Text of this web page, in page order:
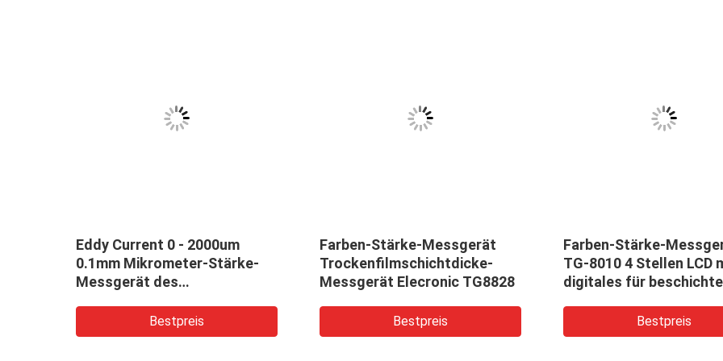
Eddy Current 0 - 2000um
0.1mm Mikrometer-Stärke-
Messgerät des
Messgerät-TG-2000
Bestpreis
Farben-Stärke-Messgerät
Trockenfilmschichtdicke-
Messgerät Elecronic TG8828
Bestpreis
Farben-Stärke-
TG-8010 4 Stellen LCD
digitales für
Bestpreis